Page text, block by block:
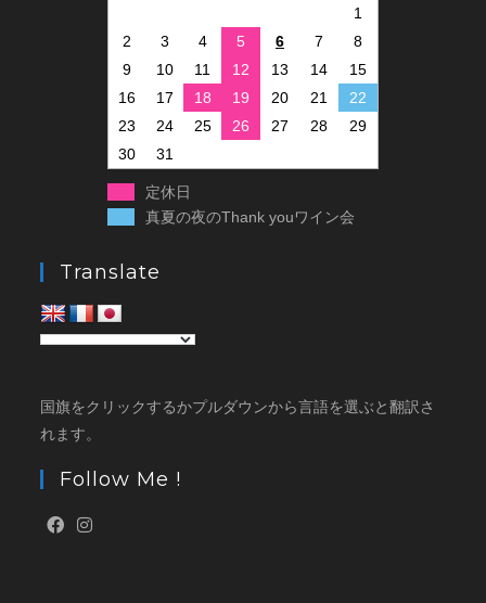
1
2
3 4 5 6 7
8
9
10 11 12 13 14
15
16
17 18 19 20 21
22
23
24 25 26 27 28
29
30
31
定休日
真夏の夜のThank youワイン会
Translate
国旗をクリックするかプルダウンから言語を選ぶと翻訳さ
れます。
Follow Me !